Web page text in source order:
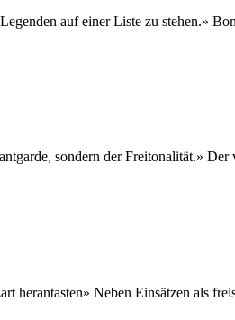
auf einer Liste zu stehen.»
sondern der Freitonalität.»
herantasten» Neben Einsätzen als